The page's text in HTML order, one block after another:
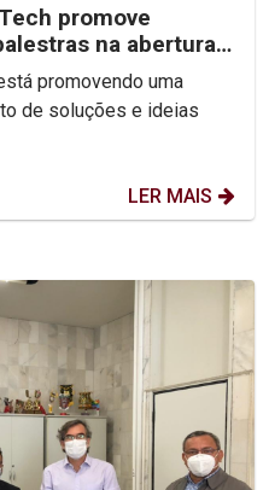
promove
na abertura
promovendo uma
de soluções e ideias
LER MAIS